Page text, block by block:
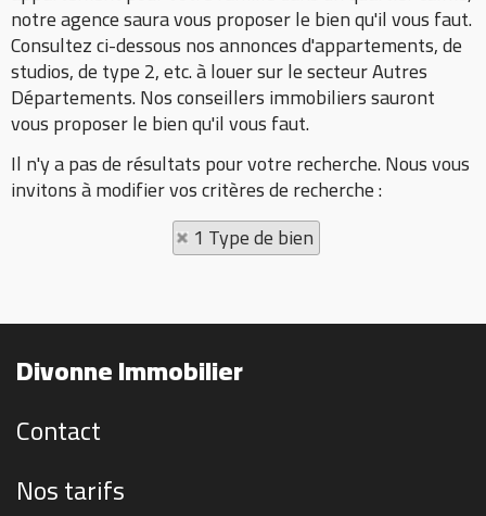
notre agence saura vous proposer le bien qu'il vous faut.
Consultez ci-dessous nos annonces d'appartements, de
studios, de type 2, etc. à louer sur le secteur Autres
Départements. Nos conseillers immobiliers sauront
vous proposer le bien qu'il vous faut.
Il n'y a pas de résultats pour votre recherche. Nous vous
invitons à modifier vos critères de recherche :
1 Type de bien
Divonne Immobilier
Contact
Nos tarifs